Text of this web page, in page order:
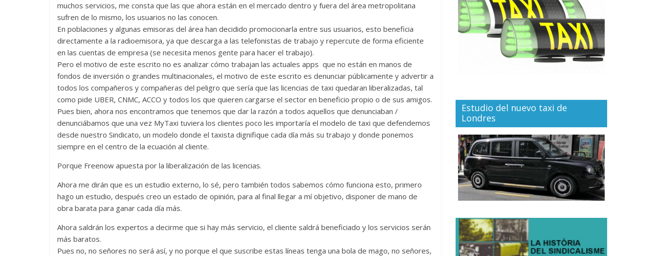
muchos servicios, me consta que las que ahora están en el mercado dentro y fuera del área metropolitana
sufren de lo mismo, los usuarios no las conocen.
En poblaciones y algunas emisoras del área han decidido promocionarla entre sus usuarios, esto beneficia
directamente a la radioemisora, ya que descarga a las telefonistas de trabajo y repercute de forma eficiente
en las cuentas de empresa (se necesita menos gente para hacer el trabajo).
Pero el motivo de este escrito no es analizar cómo trabajan las actuales apps que no están en manos de
fondos de inversión o grandes multinacionales, el motivo de este escrito es denunciar públicamente y advertir a
todos los compañeros y compañeras del peligro que sería que las licencias de taxi quedaran liberalizadas, tal
como pide UBER, CNMC, ACCO y todos los que quieren cargarse el sector en beneficio propio o de sus amigos.
Pues bien, ahora nos encontramos que tenemos que dar la razón a todos aquellos que denunciaban /
denunciábamos que una vez MyTaxi tuviera los clientes poco les importaría el modelo de taxi que defendemos
desde nuestro Sindicato, un modelo donde el taxista dignifique cada día más su trabajo y donde ponemos
siempre en el centro de la ecuación al cliente.
Porque Freenow apuesta por la liberalización de las licencias.
Ahora me dirán que es un estudio externo, lo sé, pero también todos sabemos cómo funciona esto, primero
hago un estudio, después creo un estado de opinión, para al final llegar a mí objetivo, disponer de mano de
obra barata para ganar cada día más.
Ahora saldrán los expertos a decirme que si hay más servicio, el cliente saldrá beneficiado y los servicios serán
más baratos.
Pues no, no señores no será así, y no porque el que suscribe estas líneas tenga una bola de mago, no señores,
Estudio del nuevo taxi de
Londres